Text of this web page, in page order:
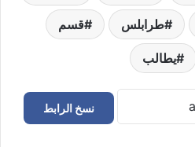
طرابلس قسم
يطالب
نسخ الرابط